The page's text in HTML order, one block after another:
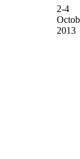
2-4
2013